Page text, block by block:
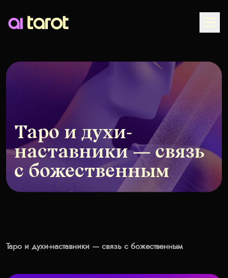
Таро и духи-
наставники — связь
с божественным
Таро и духи-наставники — связь с божественным